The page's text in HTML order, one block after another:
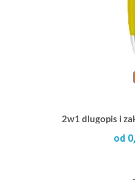
2w1 dlugopis i
od